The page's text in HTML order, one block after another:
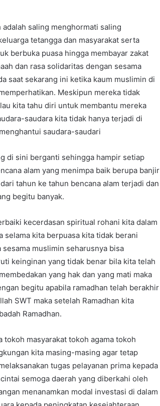
saling menghormati saling
tetangga dan masyarakat serta
berbuka puasa hingga membayar zakat
dan rasa solidaritas dengan sesama
saat sekarang ini ketika kaum muslimin di
Meskipun mereka tidak
kita tahu diri untuk membantu mereka
saudara kita tidak hanya terjadi di
saudara-saudari
di sini berganti sehingga hampir setiap
alam yang menimpa baik berupa banjir
tahun ke tahun bencana alam terjadi dan
begitu banyak.
kecerdasan spiritual rohani kita dalam
selama kita berpuasa kita tidak berani
muslimin seharusnya bisa
keinginan yang tidak benar bila kita telah
yang hak dan yang mati maka
begitu apabila ramadhan telah berakhir
SWT maka setelah Ramadhan kita
Ramadhan.
tokoh masyarakat tokoh agama tokoh
kita masing-masing agar tetap
tugas pelayanan prima kepada
semoga daerah yang diberkahi oleh
menanamkan modal investasi di dalam